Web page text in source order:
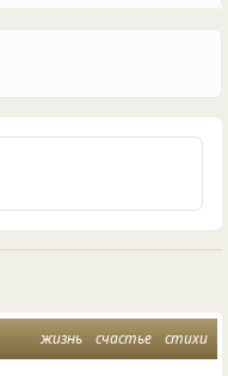
жизнь счастье стихи